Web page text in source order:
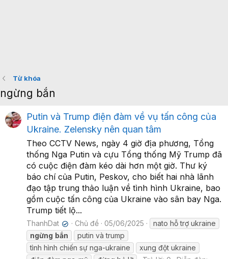
Từ khóa
ngừng bắn
Putin và Trump điện đàm về vụ tấn công của
Ukraine. Zelensky nên quan tâm
Theo CCTV News, ngày 4 giờ địa phương, Tổng
thống Nga Putin và cựu Tổng thống Mỹ Trump đã
có cuộc điện đàm kéo dài hơn một giờ. Thư ký
báo chí của Putin, Peskov, cho biết hai nhà lãnh
đạo tập trung thảo luận về tình hình Ukraine, bao
gồm cuộc tấn công của Ukraine vào sân bay Nga.
Trump tiết lộ...
ThanhDat ✔ Chủ đề 05/06/2025
nato hỗ trợ ukraine
ngừng bắn
putin và trump
tình hình chiến sự nga-ukraine
xung đột ukraine